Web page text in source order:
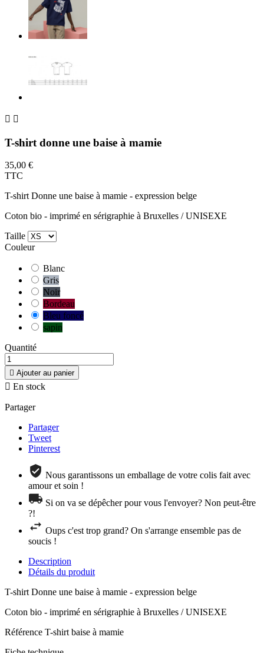
 
T-shirt donne une baise à mamie
35,00 €
TTC
T-shirt Donne une baise à mamie - expression belge
Coton bio - imprimé en sérigraphie à Bruxelles / UNISEXE
Taille
Couleur
Blanc
Gris
Noir
Bordeau
Bleu foncé
sapin
Quantité
 Ajouter au panier
 En stock
Partager
Partager
Tweet
Pinterest
Nous garantissons un emballage de votre colis fait avec
amour et soin !
Si on va se dépêcher pour vous l'envoyer? Non peut-être
?!
Oups c'est trop grand? On s'arrange ensemble pas de
soucis !
Description
Détails du produit
T-shirt Donne une baise à mamie - expression belge
Coton bio - imprimé en sérigraphie à Bruxelles / UNISEXE
Référence T-shirt baise à mamie